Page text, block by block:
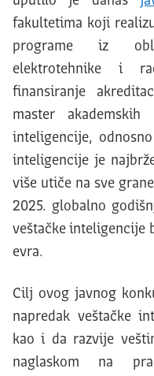
fakultetima koji
programe iz
elektrotehnike i
finansiranje
master
inteligencije,
inteligencije je
više utiče na sve
2025. globalno
veštačke inteligencije
evra.
Cilj ovog javnog
napredak veštačke
kao i da razvije
naglaskom na